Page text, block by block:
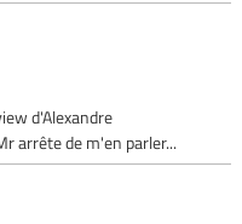
d'Alexandre
arrête de m'en parler...